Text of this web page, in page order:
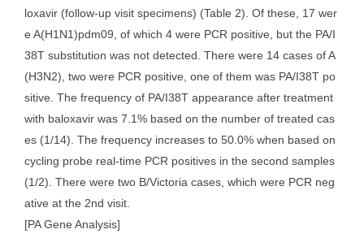
loxavir (follow-up visit specimens) (Table 2). Of these, 17 wer
e A(H1N1)pdm09, of which 4 were PCR positive, but the PA/I
38T substitution was not detected. There were 14 cases of A
(H3N2), two were PCR positive, one of them was PA/I38T po
sitive. The frequency of PA/I38T appearance after treatment
with baloxavir was 7.1% based on the number of treated cas
es (1/14). The frequency increases to 50.0% when based on
cycling probe real-time PCR positives in the second samples
(1/2). There were two B/Victoria cases, which were PCR neg
ative at the 2nd visit.
[PA Gene Analysis]